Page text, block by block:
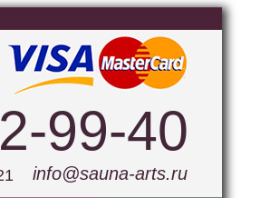
99-40
info@sauna-arts.ru